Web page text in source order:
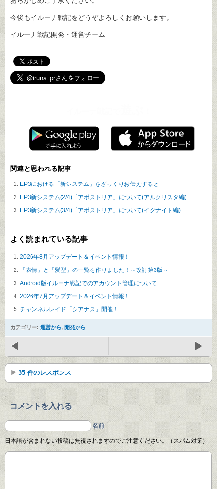
今後もイルーナ戦記をどうぞよろしくお願いします。
イルーナ戦記開発・運営チーム
関連と思われる記事
EP3における「新システム」をざっくりお伝えすると
EP3新システム(2/4)「アポストリア」について(アルクリスタ編)
EP3新システム(3/4)「アポストリア」について(イグナイト編)
よく読まれている記事
2026年8月アップデート＆イベント情報！
「表情」と「髪型」の一覧を作りました！～改訂第3版～
Android版イルーナ戦記でのアカウント管理について
2026年7月アップデート＆イベント情報！
チャンネルレイド「シアナス」開催！
カテゴリー: 運営から, 開発から
35 件のレスポンス
コメントを入れる
名前
日本語が含まれない投稿は無視されますのでご注意ください。（スパム対策）